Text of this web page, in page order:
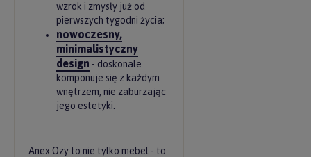
wzrok i zmysły już od
pierwszych tygodni życia;
nowoczesny,
minimalistyczny
design - doskonale
komponuje się z każdym
wnętrzem, nie zaburzając
jego estetyki.
Anex Ozy to nie tylko mebel - to